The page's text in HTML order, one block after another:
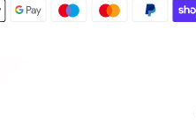
el estuche). Incluso con
8 horas por carga